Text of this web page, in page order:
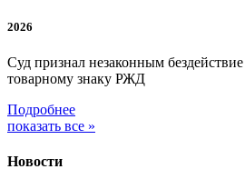
2026
Суд признал незаконным
товарному знаку РЖД
Подробнее
показать все »
Новости